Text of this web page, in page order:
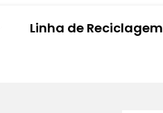
Linha de Reciclagem